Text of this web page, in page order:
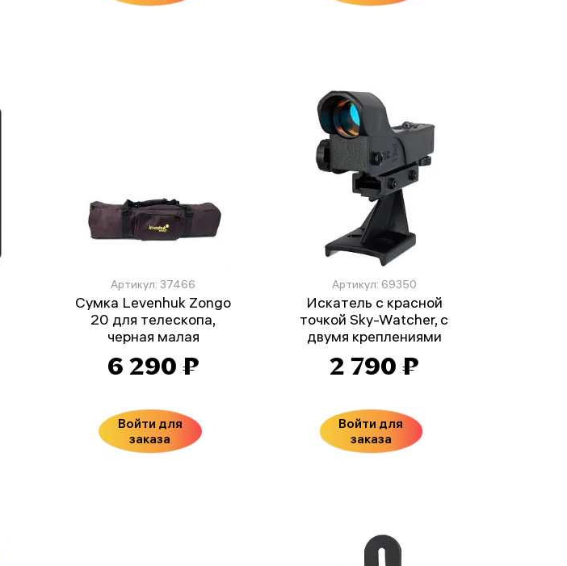
Артикул: 37466
Сумка Levenhuk Zongo
20 для телескопа,
черная малая
6 290 ₽
Войти для
заказа
Артикул: 69350
Искатель с красной
точкой Sky-Watcher, с
двумя креплениями
2 790 ₽
Войти для
заказа